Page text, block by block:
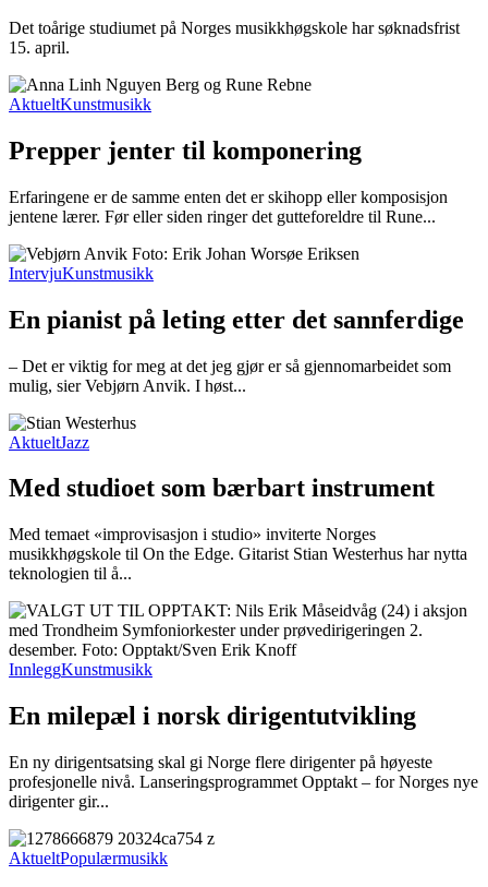
Det toårige studiumet på Norges musikkhøgskole har søknadsfrist
15. april.
AktueltKunstmusikk
Prepper jenter til komponering
Erfaringene er de samme enten det er skihopp eller komposisjon
jentene lærer. Før eller siden ringer det gutteforeldre til Rune...
IntervjuKunstmusikk
En pianist på leting etter det sannferdige
– Det er viktig for meg at det jeg gjør er så gjennomarbeidet som
mulig, sier Vebjørn Anvik. I høst...
AktueltJazz
Med studioet som bærbart instrument
Med temaet «improvisasjon i studio» inviterte Norges
musikkhøgskole til On the Edge. Gitarist Stian Westerhus har nytta
teknologien til å...
InnleggKunstmusikk
En milepæl i norsk dirigentutvikling
En ny dirigentsatsing skal gi Norge flere dirigenter på høyeste
profesjonelle nivå. Lanseringsprogrammet Opptakt – for Norges nye
dirigenter gir...
AktueltPopulærmusikk